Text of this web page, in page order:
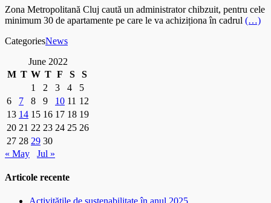
Zona Metropolitană Cluj caută un administrator chibzuit, pentru cele
minimum 30 de apartamente pe care le va achiziționa în cadrul (…)
CategoriesNews
June 2022
M T W T F S
S
1
2 3 4
5
6
7 8 9 10 11 12
13 14 15 16 17 18 19
20 21 22 23 24 25 26
27 28 29 30
« May
Jul »
Articole recente